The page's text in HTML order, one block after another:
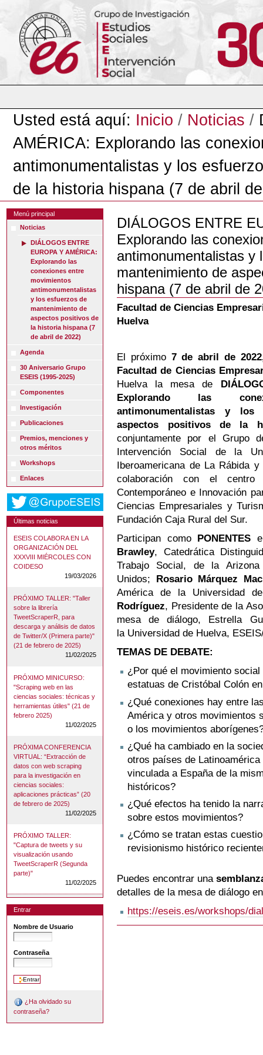
contenido.
navegación
Herramientas
Usted está aquí: Inicio / Noticias /
AMÉRICA: Explorando las
antimonumentalistas y los
de la historia hispana (7 de abril
Menú principal
Noticias
DIÁLOGOS ENTRE
EUROPA Y AMÉRICA:
Explorando las
conexiones entre
movimientos
antimonumentalistas
y los esfuerzos de
mantenimiento de
aspectos positivos de
la historia hispana (7
de abril de 2022)
Agenda
30 Aniversario Grupo
ESEIS (1995-2025)
Componentes
Investigación
Publicaciones
Premios, menciones y
otros méritos
Workshops
Enlaces
Últimas noticias
ESEIS COLABORA EN LA
ORGANIZACIÓN DEL
XXXVIII MIÉRCOLES CON
COIDESO
19/03/2026
PRÓXIMO TALLER: "Taller
sobre la librería
TweetScraperR, para
descarga y análisis de datos
de Twitter/X (Primera parte)"
(21 de febrero de 2025)
11/02/2025
PRÓXIMO MINICURSO:
"Scraping web en las
ciencias sociales: técnicas y
herramientas útiles" (21 de
febrero 2025)
11/02/2025
PRÓXIMA CONFERENCIA
VIRTUAL: “Extracción de
datos con web scraping
para la investigación en
ciencias sociales:
aplicaciones prácticas” (20
de febrero de 2025)
11/02/2025
PRÓXIMO TALLER:
"Captura de tweets y su
visualización usando
TweetScraperR (Segunda
parte)"
11/02/2025
Entrar
Nombre de Usuario
Contraseña
¿Ha olvidado su
contraseña?
DIÁLOGOS ENTRE
Explorando las
antimonumentalistas y
mantenimiento de
hispana (7 de abril de
Facultad de Ciencias
Huelva
El próximo 7 de abril de
Facultad de Ciencias
Huelva la mesa de
Explorando las
antimonumentalistas y los
aspectos positivos de la
conjuntamente por el Grupo
Intervención Social de la
Iberoamericana de La Rábida
colaboración con el centro
Contemporáneo e Innovación
Ciencias Empresariales y
Fundación Caja Rural del Sur.
Participan como
PONENTES
Brawley, Catedrática
Trabajo Social, de la
Unidos;
Rosario Márquez
América de la Universidad
Rodríguez, Presidente de la
mesa de diálogo, Estrella
la Universidad de Huelva,
TEMAS DE DEBATE:
¿Por qué el movimiento
estatuas de Cristóbal Colón
¿Qué conexiones hay entre
América y otros movimientos
o los movimientos
¿Qué ha cambiado en la
otros países de
vinculada a España de la
históricos?
¿Qué efectos ha tenido la
sobre estos movimientos?
¿Cómo se tratan estas
revisionismo histórico
Puedes encontrar una
detalles de la mesa de diálogo
https://eseis.es/workshops/